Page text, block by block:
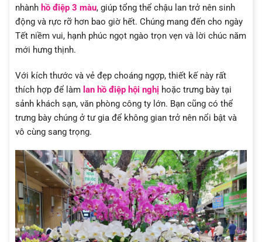
nhành hồ điệp 3 màu, giúp tổng thể chậu lan trở nên sinh
động và rực rỡ hơn bao giờ hết. Chúng mang đến cho ngày
Tết niềm vui, hạnh phúc ngọt ngào trọn vẹn và lời chúc năm
mới hưng thịnh.
Với kích thước và vẻ đẹp choáng ngợp, thiết kế này rất
thích hợp để làm lan hồ điệp hội nghị hoặc trưng bày tại
sảnh khách sạn, văn phòng công ty lớn. Bạn cũng có thể
trưng bày chúng ở tư gia để không gian trở nên nổi bật và
vô cùng sang trọng.